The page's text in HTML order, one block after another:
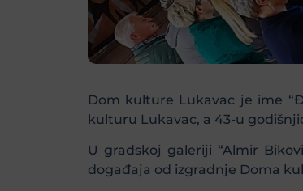
Dom kulture Lukavac je ime
kulturu Lukavac, a 43-u
U gradskoj galeriji “Almir
događaja od izgradnje Doma